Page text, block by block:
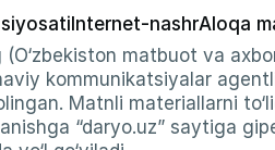
Internet-nashrAloqa
matbuot va
kommunikatsiyalar
Matnli materiallarni
“daryo.uz” saytiga